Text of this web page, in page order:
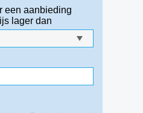
een aanbieding
lager dan